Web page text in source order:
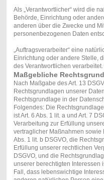
Als „Verantwortlicher“ wird die
Behörde, Einrichtung oder
anderen über die Zwecke und
personenbezogenen Daten
„Auftragsverarbeiter“ eine
Einrichtung oder andere Stelle,
des Verantwortlichen verarbeitet.
Maßgebliche
Nach Maßgabe des Art. 13
Rechtsgrundlagen unserer
Rechtsgrundlage in der
Folgendes: Die
ist Art. 6 Abs. 1 lit. a und Art. 7
Verarbeitung zur Erfüllung
vertraglicher Maßnahmen sowie
Abs. 1 lit. b DSGVO, die
Erfüllung unserer rechtlichen
DSGVO, und die
unserer berechtigten Interessen
Fall, dass lebenswichtige